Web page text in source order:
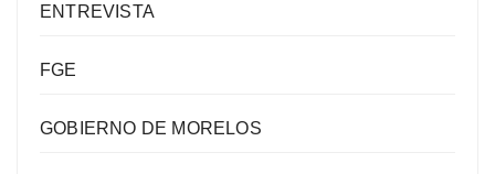
ENTREVISTA
FGE
GOBIERNO DE MORELOS